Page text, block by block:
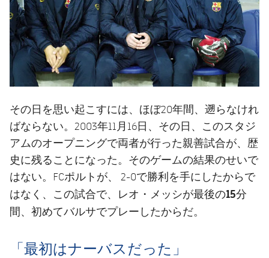
その日を思い起こすには、ほぼ20年間、遡らなけれ
ばならない。2003年11月16日、その日、このスタジ
アムのオープニングで両者が行った親善試合が、歴
史に残ることになった。そのゲームの結果のせいで
はない。FCポルトが、 2-0で勝利を手にしたからで
はなく、この試合で、 レオ・メッシが最後の15分
間、初めてバルサでプレーしたからだ。
「最初はナーバスだった」